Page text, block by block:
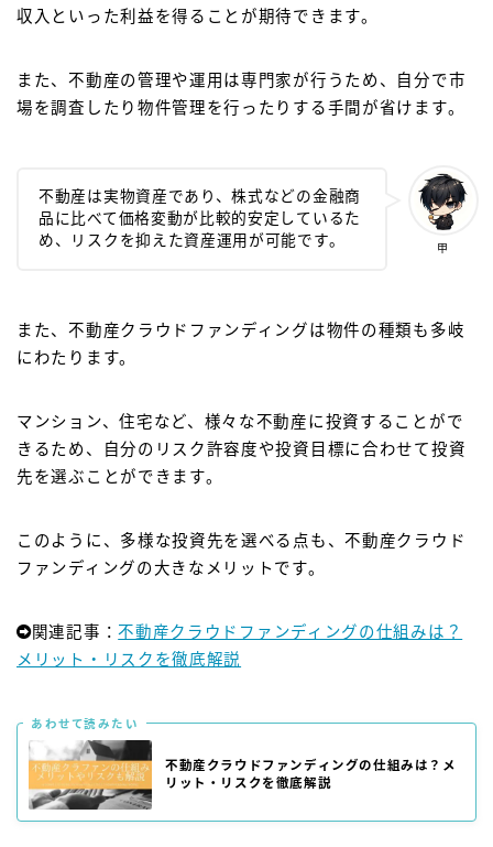
収入といった利益を得ることが期待できます。
また、不動産の管理や運用は専門家が行うため、自分で市
場を調査したり物件管理を行ったりする手間が省けます。
甲
不動産は実物資産であり、株式などの金融商
品に比べて価格変動が比較的安定しているた
め、リスクを抑えた資産運用が可能です。
また、不動産クラウドファンディングは物件の種類も多岐
にわたります。
マンション、住宅など、様々な不動産に投資することがで
きるため、自分のリスク許容度や投資目標に合わせて投資
先を選ぶことができます。
このように、多様な投資先を選べる点も、不動産クラウド
ファンディングの大きなメリットです。
関連記事：不動産クラウドファンディングの仕組みは？
メリット・リスクを徹底解説
あわせて読みたい
不動産クラウドファンディングの仕組みは？メ
リット・リスクを徹底解説